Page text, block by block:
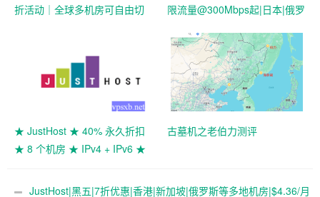
折活动｜全球多机房可自由切
限流量@300Mbps起|日本|俄罗
★ JustHost ★ 40% 永久折扣
★ 8 个机房 ★ IPv4 + IPv6 ★
古墓机之老伯力测评
JustHost|黑五|7折优惠|香港|新加坡|俄罗斯等多地机房|$4.36/月